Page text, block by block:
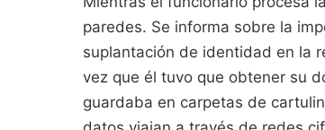
paredes. Se informa sobre la
suplantación de identidad en la
vez que él tuvo que obtener su
guardaba en carpetas de